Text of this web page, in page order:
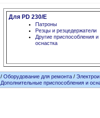
Для PD 230/E
Патроны
Резцы и резцедержатели
Другие приспособления и
оснастка
/Оборудование для ремонта /
Дополнительные приспособления и